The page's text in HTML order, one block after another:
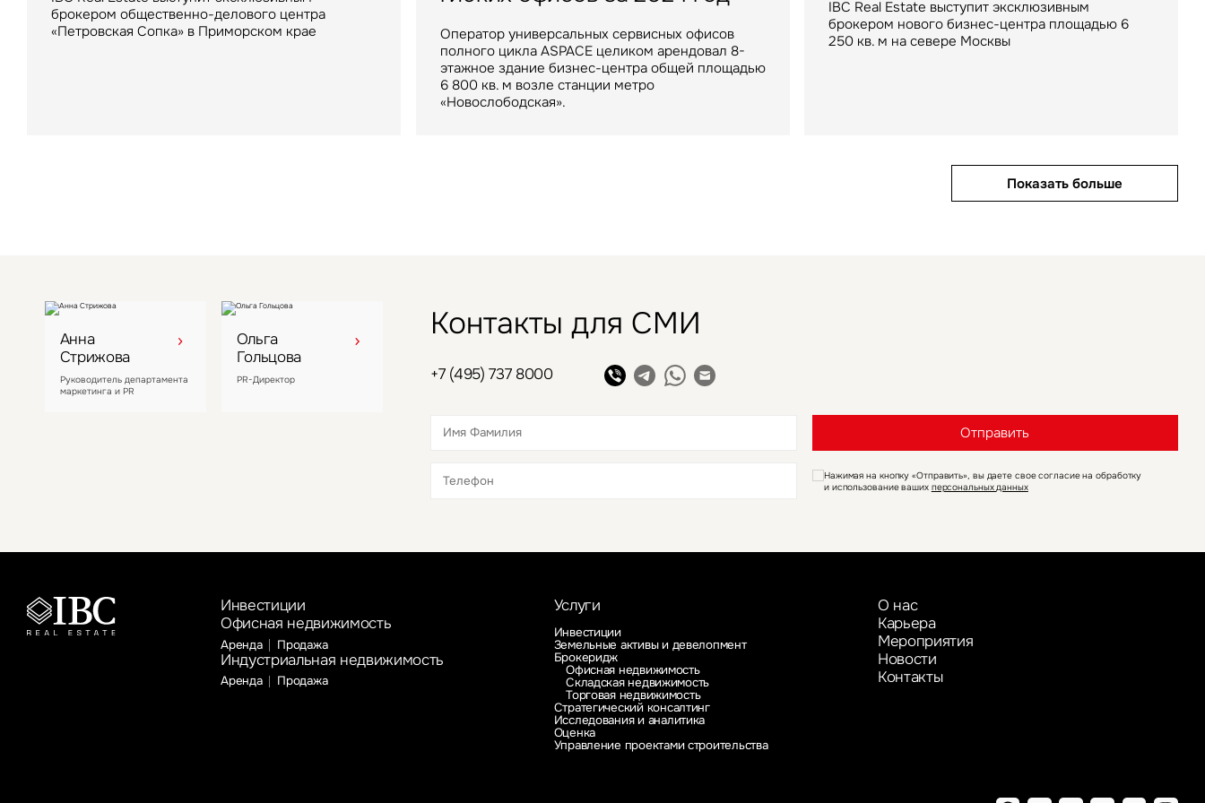
брокером общественно-делового центра
«Петровская Сопка» в Приморском крае
Оператор универсальных сервисных офисов
полного цикла ASPACE целиком арендовал 8-
этажное здание бизнес-центра общей площадью
6 800 кв. м возле станции метро
«Новослободская».
IBC Real Estate выступит эксклюзивным
брокером нового бизнес-центра площадью 6
250 кв. м на севере Москвы
Показать больше
в логистическом комплексе «Атлант-Парк»
в Подмосковье
арендатором
Крупнейший российский маркетплейс стал
арендатором склада в индустриальном парке
«РУСИЧ Холмогоры» на северо-востоке Москвы
Компания IBC Real Estate выступила
консультантом крупнейшей за последние три
Показать больше
фитнес-оператор премиум-класса – Crocus
Fitness арендовал в отеле помещение более 2
VIZANT
московских ТРЦ
ТРЦ "Метрополис" общей площадью 205 тыс. кв.
м. был построен девелопером Capital Partners
в 2009 году
Бизнес-центр класса «А» «Пулково Скай»
является премиальным объектом с общей
Показать больше
Анна
Стрижова
Руководитель департамента
маркетинга и PR
Ольга
Гольцова
PR-Директор
Контакты для СМИ
+7 (495) 737 8000
Отправить
Нажимая на кнопку «Отправить», вы даете свое согласие на обработку
и использование ваших персональных данных
Инвестиции
Офисная недвижимость
Аренда Продажа
Индустриальная недвижимость
Аренда Продажа
Услуги
Инвестиции
Земельные активы и девелопмент
Брокеридж
Офисная недвижимость
Складская недвижимость
Торговая недвижимость
Стратегический консалтинг
Исследования и аналитика
Оценка
Управление проектами строительства
О нас
Карьера
Мероприятия
Новости
Контакты